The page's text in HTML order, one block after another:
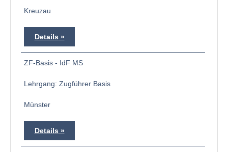
Kreuzau
Details
ZF-Basis - IdF MS
Lehrgang: Zugführer Basis
Münster
Details